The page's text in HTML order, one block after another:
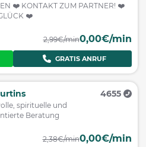
PARTNER! ❤️
❤️
2,99€/min0,00€/min
GRATIS ANRUF
4655
spirituelle und
Beratung
2,38€/min0,00€/min